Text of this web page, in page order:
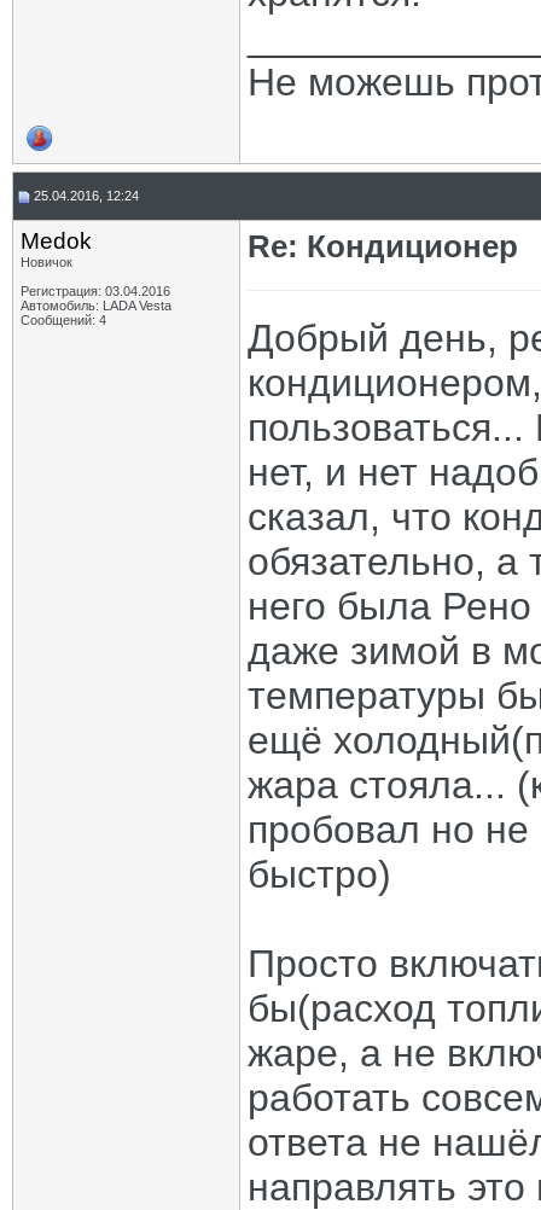
Не можешь
25.04.2016, 12:24
Medok
Новичок
Регистрация: 03.04.2016
Автомобиль: LADA Vesta
Сообщений: 4
Re: Кондиционер
Добрый день,
нет, и нет
сказал, что
обязательно, а
него была
даже зимой в
температуры
ещё
жара стояла...
пробовал но
быстро)
Просто
бы(расход
жаре, а не
работать
ответа не
направлять